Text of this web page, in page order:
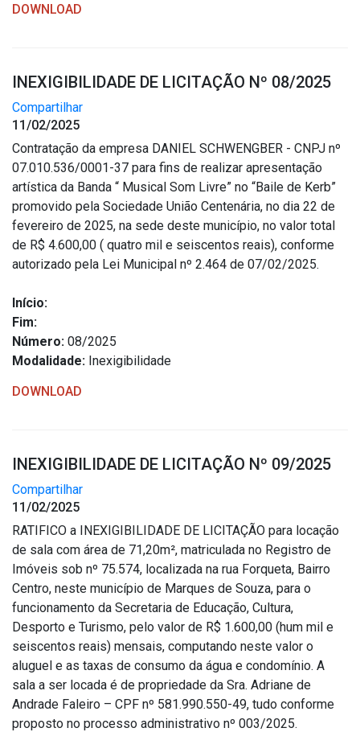
DOWNLOAD
INEXIGIBILIDADE DE LICITAÇÃO Nº 08/2025
Compartilhar
11/02/2025
Contratação da empresa DANIEL SCHWENGBER - CNPJ nº
07.010.536/0001-37 para fins de realizar apresentação
artística da Banda “ Musical Som Livre” no “Baile de Kerb”
promovido pela Sociedade União Centenária, no dia 22 de
fevereiro de 2025, na sede deste município, no valor total
de R$ 4.600,00 ( quatro mil e seiscentos reais), conforme
autorizado pela Lei Municipal nº 2.464 de 07/02/2025.
Início:
Fim:
Número: 08/2025
Modalidade: Inexigibilidade
DOWNLOAD
INEXIGIBILIDADE DE LICITAÇÃO Nº 09/2025
Compartilhar
11/02/2025
RATIFICO a INEXIGIBILIDADE DE LICITAÇÃO para locação
de sala com área de 71,20m², matriculada no Registro de
Imóveis sob nº 75.574, localizada na rua Forqueta, Bairro
Centro, neste município de Marques de Souza, para o
funcionamento da Secretaria de Educação, Cultura,
Desporto e Turismo, pelo valor de R$ 1.600,00 (hum mil e
seiscentos reais) mensais, computando neste valor o
aluguel e as taxas de consumo da água e condomínio. A
sala a ser locada é de propriedade da Sra. Adriane de
Andrade Faleiro – CPF nº 581.990.550-49, tudo conforme
proposto no processo administrativo nº 003/2025.